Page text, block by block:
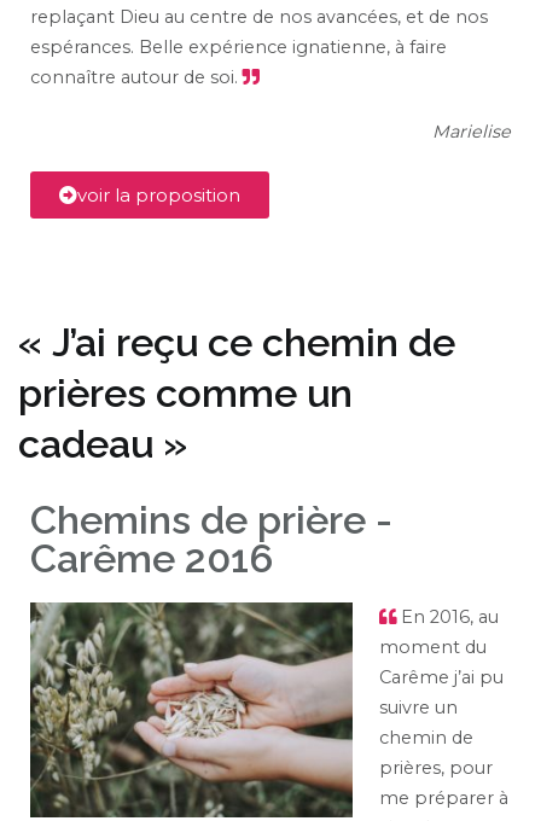
replaçant Dieu au centre de nos avancées, et de nos
espérances. Belle expérience ignatienne, à faire
connaître autour de soi.
Marielise
voir la proposition
« J’ai reçu ce chemin de
prières comme un
cadeau »
Chemins de prière -
Carême 2016
En 2016, au
moment du
Carême j’ai pu
suivre un
chemin de
prières, pour
me préparer à